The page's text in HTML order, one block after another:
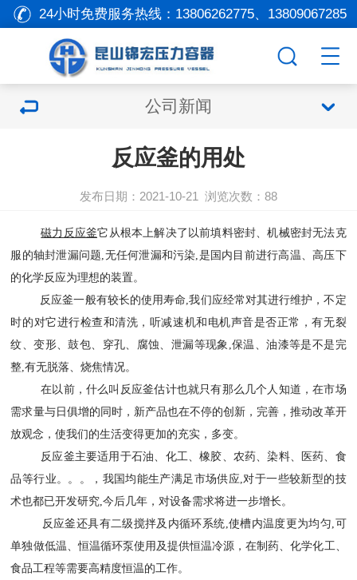
24小时免费服务热线： 13806262775、13809067285
公司新闻
反应釜的用处
发布日期：2021-10-21 浏览次数：88
磁力反应釜它从根本上解决了以前填料密封、机械密封无法克
服的轴封泄漏问题,无任何泄漏和污染,是国内目前进行高温、高压下
的化学反应为理想的装置。
反应釜一般有较长的使用寿命,我们应经常对其进行维护，不定
时的对它进行检查和清洗，听减速机和电机声音是否正常，有无裂
纹、变形、鼓包、穿孔、腐蚀、泄漏等现象,保温、油漆等是不是完
整,有无脱落、烧焦情况。
在以前，什么叫反应釜估计也就只有那么几个人知道，在市场
需求量与日俱增的同时，新产品也在不停的创新，完善，推动改革开
放观念，使我们的生活变得更加的充实，多变。
反应釜主要适用于石油、化工、橡胶、农药、染料、医药、食
品等行业。。。，我国均能生产满足市场供应,对于一些较新型的技
术也都已开发研究,今后几年，对设备需求将进一步增长。
反应釜还具有二级搅拌及内循环系统,使槽内温度更为均匀,可
单独做低温、恒温循环泵使用及提供恒温冷源，在制药、化学化工、
食品工程等需要高精度恒温的工作。